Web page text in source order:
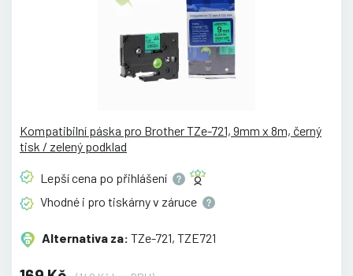
Kompatibilní páska pro Brother TZe-721, 9mm x 8m, černý
tisk / zelený podklad
Lepší cena po přihlášení
Vhodné i pro tiskárny v záruce
Alternativa za: TZe-721, TZE721